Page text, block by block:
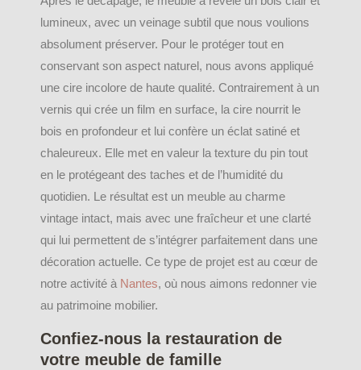
lumineux, avec un veinage subtil que nous voulions
absolument préserver. Pour le protéger tout en
conservant son aspect naturel, nous avons appliqué
une cire incolore de haute qualité. Contrairement à un
vernis qui crée un film en surface, la cire nourrit le
bois en profondeur et lui confère un éclat satiné et
chaleureux. Elle met en valeur la texture du pin tout
en le protégeant des taches et de l’humidité du
quotidien. Le résultat est un meuble au charme
vintage intact, mais avec une fraîcheur et une clarté
qui lui permettent de s’intégrer parfaitement dans une
décoration actuelle. Ce type de projet est au cœur de
notre activité à Nantes, où nous aimons redonner vie
au patrimoine mobilier.
Confiez-nous la restauration de
votre meuble de famille